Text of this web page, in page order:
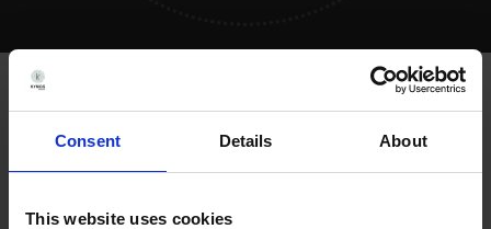
Consent Details About
This website uses cookies
Perché scegliere
Kymos?